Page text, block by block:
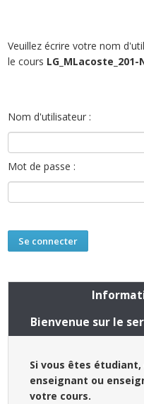
Veuillez écrire votre nom
le cours LG_MLacoste_201-
Nom d'utilisateur :
Mot de passe :
Bienvenue sur le
Si vous êtes
enseignant ou
votre cours.